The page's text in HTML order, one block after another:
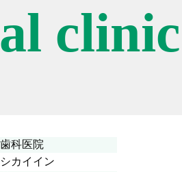
科医院
カイイン